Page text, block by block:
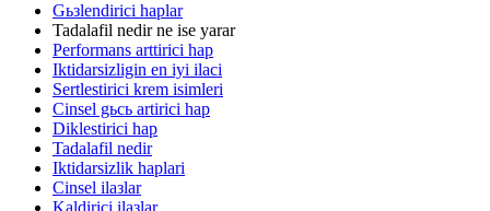
Gьзlendirici haplar
Tadalafil nedir ne ise yarar
Performans arttirici hap
Iktidarsizligin en iyi ilaci
Sertlestirici krem isimleri
Cinsel gьcь artirici hap
Diklestirici hap
Tadalafil nedir
Iktidarsizlik haplari
Cinsel ilaзlar
Kaldirici ilaзlar